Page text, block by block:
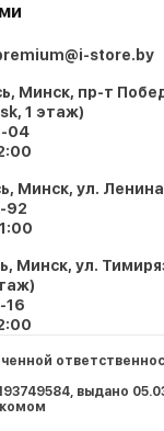
store.by
Минск, пр-т
1 этаж)
04
Минск, ул.
92
Минск, ул.
16
выдано